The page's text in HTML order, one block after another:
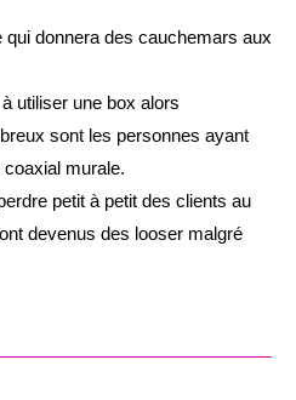
qui donnera des cauchemars aux
utiliser une box alors
sont les personnes ayant
murale.
petit à petit des clients au
devenus des looser malgré